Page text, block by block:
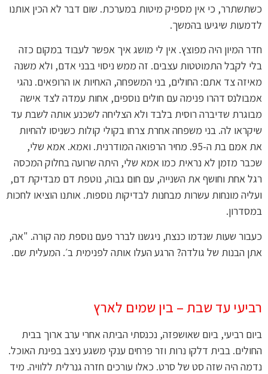
כשתשתרר, כי אין מספיק מיטות במערכת. שום דבר לא הכין אותנו
לדמעות שיגיעו בהמשך.
חדר המיון היה מפוצץ. אין לי מושג איך אפשר לעבוד במקום כזה
בלי לקבל התמוטטות עצבים. זה ממש ניסוי בבני אדם, ולא משנה
מאיזה צד אתם: החולים, בני המשפחה, האחיות או הרופאים. נהגי
אמבולנס דהרו פנימה עם חולים נוספים, אחות עמדה לצד אישה
מבוגרת שדיברה רוסית בלבד ולא הצליחה לשכנע אותה לשבת עד
שיקראו לה. בני משפחה אחרת צרחו בקולי קולות כשניסו להחיות
את אמם בת ה-95. מחיר הרפואה המודרנית. ואמא. אמא שלי,
שכבר מזמן לא נראית כמו אמא שלי, היתה שרועה בחלוק המכסה
רגל אחת וחושף את השנייה, עם חום גבוה, נוטפת דם מבדיקת דם,
ועליה מונחות עשרות מבחנות לבדיקות נוספות. אותנו הוציאו לחכות
במסדרון.
כעבור שעות שנדמו כנצח, ניגשנו לברר פעם נוספת מה קורה. "אה,
אתן הבנות של גולדה? הרגע העלו אותה לפנימית ב׳. המעלית שם.
רביעי עד שבת – בין שמים לארץ
ביום רביעי, ביום שאושפזה, נכנסתי הביתה אחרי ערב ארוך בבית
החולים. בבית דלקו נרות וזר פרחים ענקי משגע ניצב בפינת האוכל.
נדמה היה שזה סט של סרט. כאלו עורכים חזרה גנרלית ללוויה. מיד